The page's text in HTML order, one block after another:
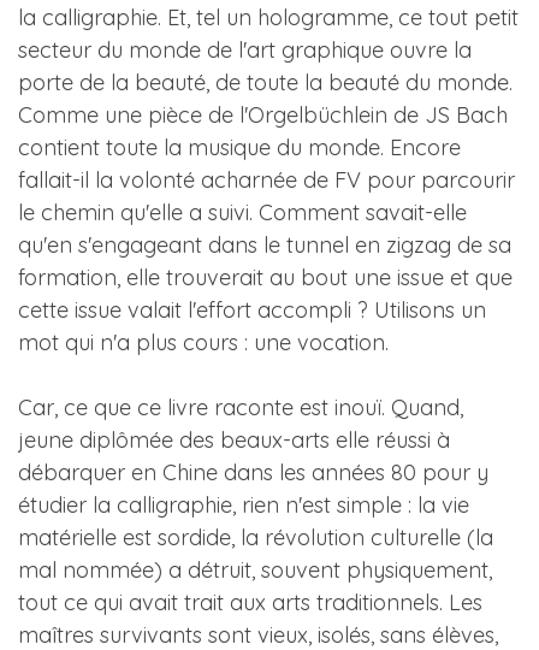
la calligraphie. Et, tel un hologramme, ce tout petit
secteur du monde de l'art graphique ouvre la
porte de la beauté, de toute la beauté du monde.
Comme une pièce de l'Orgelbüchlein de JS Bach
contient toute la musique du monde. Encore
fallait-il la volonté acharnée de FV pour parcourir
le chemin qu'elle a suivi. Comment savait-elle
qu'en s'engageant dans le tunnel en zigzag de sa
formation, elle trouverait au bout une issue et que
cette issue valait l'effort accompli ? Utilisons un
mot qui n'a plus cours : une vocation.
Car, ce que ce livre raconte est inouï. Quand,
jeune diplômée des beaux-arts elle réussi à
débarquer en Chine dans les années 80 pour y
étudier la calligraphie, rien n'est simple : la vie
matérielle est sordide, la révolution culturelle (la
mal nommée) a détruit, souvent physiquement,
tout ce qui avait trait aux arts traditionnels. Les
maîtres survivants sont vieux, isolés, sans élèves,